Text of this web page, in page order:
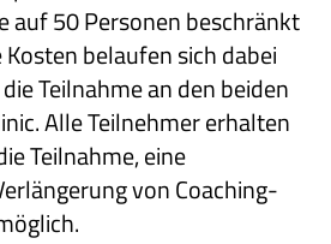
auf 50 Personen beschränkt
belaufen sich dabei
Teilnahme an den beiden
Alle Teilnehmer erhalten
Teilnahme, eine
von Coaching-